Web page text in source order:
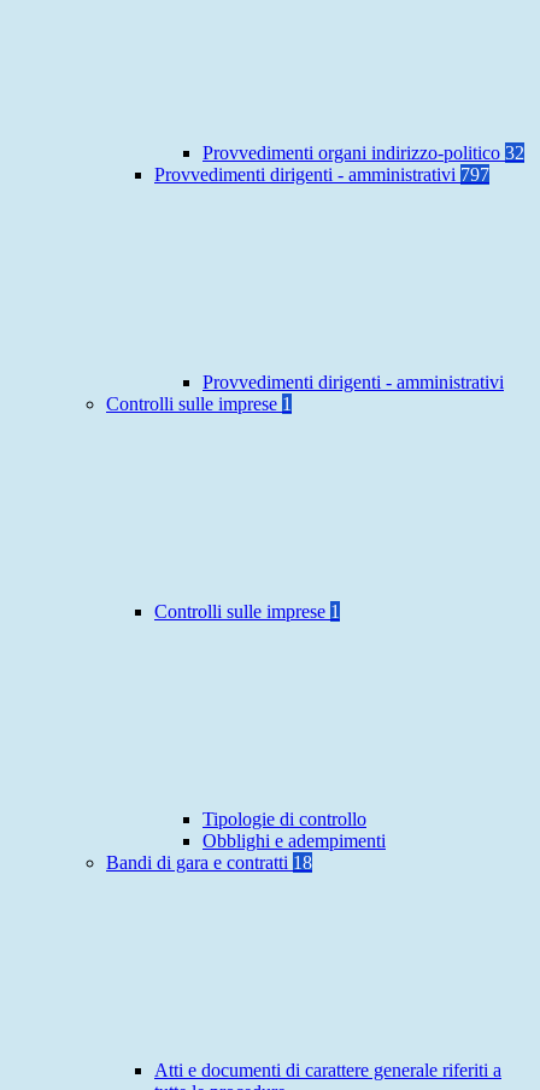
Provvedimenti organi indirizzo-politico 32
Provvedimenti dirigenti - amministrativi 797
Provvedimenti dirigenti - amministrativi
Controlli sulle imprese 1
Controlli sulle imprese 1
Tipologie di controllo
Obblighi e adempimenti
Bandi di gara e contratti 18
Atti e documenti di carattere generale riferiti a